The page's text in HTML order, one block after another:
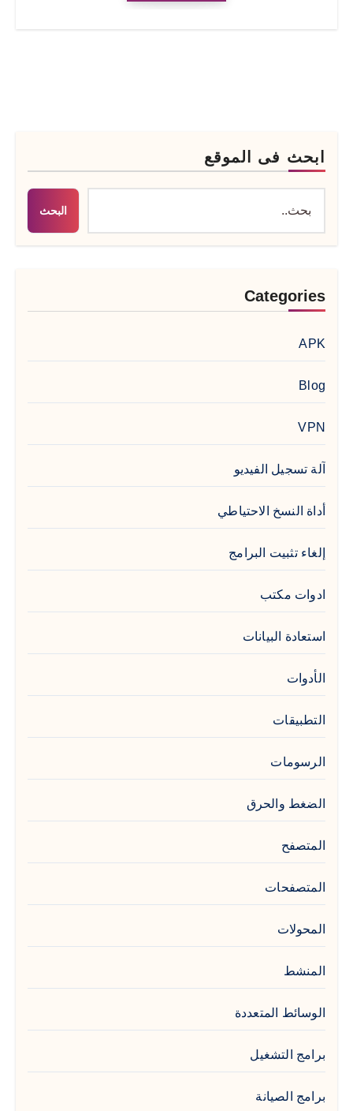
ابحث فى الموقع
البحث
Categories
APK
Blog
VPN
آلة تسجيل الفيديو
أداة النسخ الاحتياطي
إلغاء تثبيت البرامج
ادوات مكتب
استعادة البيانات
الأدوات
التطبيقات
الرسومات
الضغط والحرق
المتصفح
المتصفحات
المحولات
المنشط
الوسائط المتعددة
برامج التشغيل
برامج الصيانة